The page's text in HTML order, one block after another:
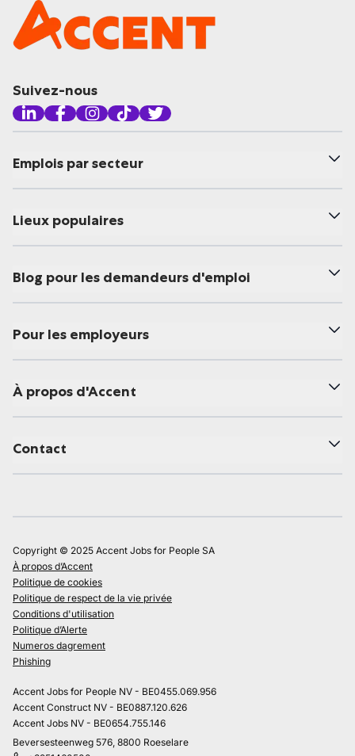
Suivez-nous
Emplois par secteur
Lieux populaires
Blog pour les demandeurs d'emploi
Pour les employeurs
À propos d'Accent
Contact
Copyright © 2025 Accent Jobs for People SA
À propos d’Accent
Politique de cookies
Politique de respect de la vie privée
Conditions d'utilisation
Politique d’Alerte
Numeros dagrement
Phishing
Accent Jobs for People NV - BE0455.069.956
Accent Construct NV - BE0887.120.626
Accent Jobs NV - BE0654.755.146
Beversesteenweg 576, 8800 Roeselare